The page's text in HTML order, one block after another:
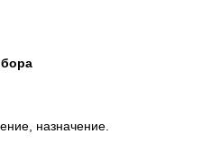
назначение.